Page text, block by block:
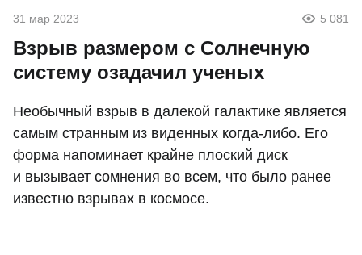
31 мар 2023 5 081
Взрыв размером с Солнечную
систему озадачил ученых
Необычный взрыв в далекой галактике является
самым странным из виденных когда-либо. Его
форма напоминает крайне плоский диск
и вызывает сомнения во всем, что было ранее
известно взрывах в космосе.